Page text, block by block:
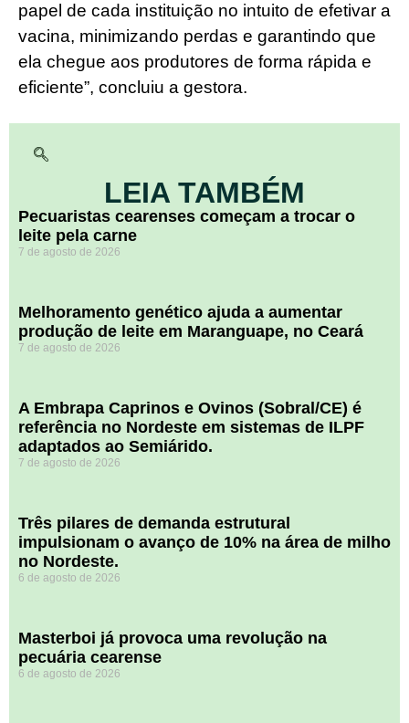
papel de cada instituição no intuito de efetivar a
vacina, minimizando perdas e garantindo que
ela chegue aos produtores de forma rápida e
eficiente”, concluiu a gestora.
LEIA TAMBÉM
Pecuaristas cearenses começam a trocar o
leite pela carne
7 de agosto de 2026
Melhoramento genético ajuda a aumentar
produção de leite em Maranguape, no Ceará
7 de agosto de 2026
A Embrapa Caprinos e Ovinos (Sobral/CE) é
referência no Nordeste em sistemas de ILPF
adaptados ao Semiárido.
7 de agosto de 2026
​Três pilares de demanda estrutural
impulsionam o avanço de 10% na área de milho
no Nordeste.
6 de agosto de 2026
Masterboi já provoca uma revolução na
pecuária cearense
6 de agosto de 2026